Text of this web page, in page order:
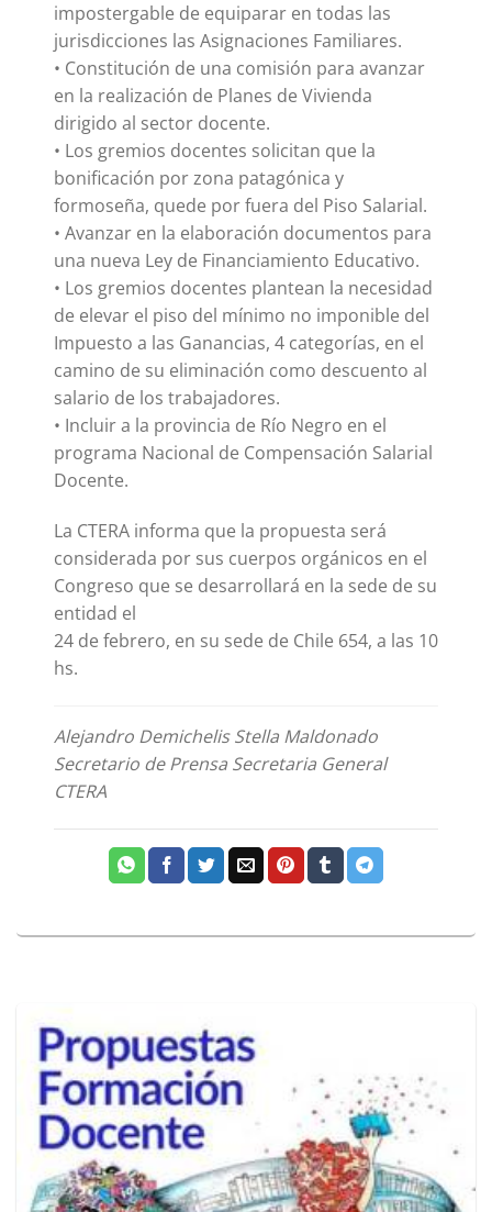
impostergable de equiparar en todas las
jurisdicciones las Asignaciones Familiares.
• Constitución de una comisión para avanzar
en la realización de Planes de Vivienda
dirigido al sector docente.
• Los gremios docentes solicitan que la
bonificación por zona patagónica y
formoseña, quede por fuera del Piso Salarial.
• Avanzar en la elaboración documentos para
una nueva Ley de Financiamiento Educativo.
• Los gremios docentes plantean la necesidad
de elevar el piso del mínimo no imponible del
Impuesto a las Ganancias, 4 categorías, en el
camino de su eliminación como descuento al
salario de los trabajadores.
• Incluir a la provincia de Río Negro en el
programa Nacional de Compensación Salarial
Docente.
La CTERA informa que la propuesta será
considerada por sus cuerpos orgánicos en el
Congreso que se desarrollará en la sede de su
entidad el
24 de febrero, en su sede de Chile 654, a las 10
hs.
Alejandro Demichelis Stella Maldonado
Secretario de Prensa Secretaria General
CTERA